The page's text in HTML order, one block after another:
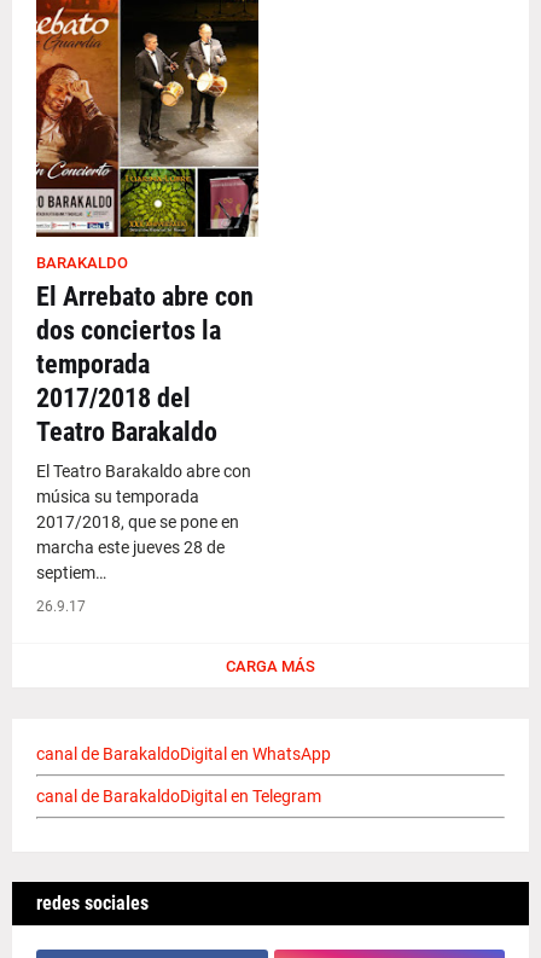
BARAKALDO
El Arrebato abre con
dos conciertos la
temporada
2017/2018 del
Teatro Barakaldo
El Teatro Barakaldo abre con
música su temporada
2017/2018, que se pone en
marcha este jueves 28 de
septiem…
26.9.17
CARGA MÁS
canal de BarakaldoDigital en WhatsApp
canal de BarakaldoDigital en Telegram
redes sociales